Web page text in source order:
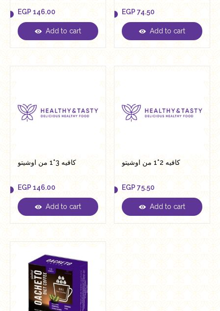
EGP 146.00
EGP 146.00
Add to cart EGP 74.50
EGP 74.50
Add to cart
كافيه 3*1 من اوشيتو
EGP 146.00
EGP 146.00
Add to cart
كافيه 2*1 من اوشيتو
EGP 75.50
EGP 75.50
Add to cart